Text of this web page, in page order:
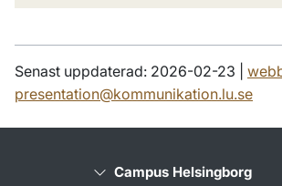
Senast uppdaterad: 2026-02-23 |
presentation@kommunikation.lu.se
Campus Helsingborg